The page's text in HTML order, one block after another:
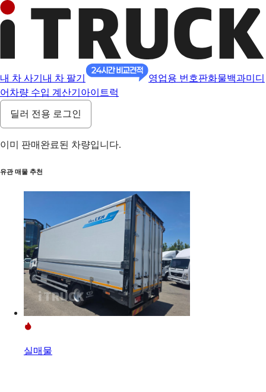
내 차 사기 내 차 팔기 영업용 번호판화물백과미디
어 차량 수입 계산기 아이트럭
딜러 전용 로그인
이미 판매완료된 차량입니다.
유관 매물 추천
실매물